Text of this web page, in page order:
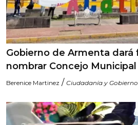
Gobierno de Armenta dará
nombrar Concejo
Berenice Martinez / Ciudadanía y Gobierno